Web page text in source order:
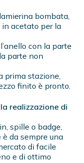
bombata,
acetato per la
con la parte
parte non
prima stazione,
finito è pronto.
realizzazione di
spille o badge,
da sempre una
di facile
e di ottimo